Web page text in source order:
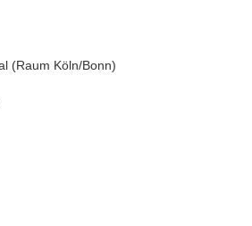
(Raum Köln/Bonn)